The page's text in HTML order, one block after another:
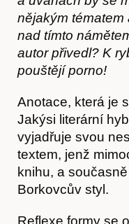
nějakým tématem
nad tímto
autor přivedl? K
pouštějí porno!
Anotace, která je
Jakýsi literární
vyjadřuje svou
textem, jenž
knihu, a
Borkovcův styl.
Reflexe formy se